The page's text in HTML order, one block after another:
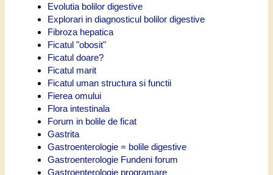
Evolutia bolilor digestive
Explorari in diagnosticul bolilor digestive
Fibroza hepatica
Ficatul "obosit"
Ficatul doare?
Ficatul marit
Ficatul uman structura si functii
Fierea omului
Flora intestinala
Forum in bolile de ficat
Gastrita
Gastroenterologie = bolile digestive
Gastroenterologie Fundeni forum
Gastroenterologie programare